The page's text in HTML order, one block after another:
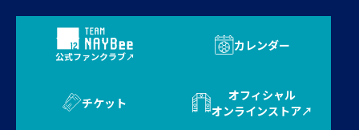
公式ファンクラブ
カレンダー
チケット
オフィシャル
オンラインストア